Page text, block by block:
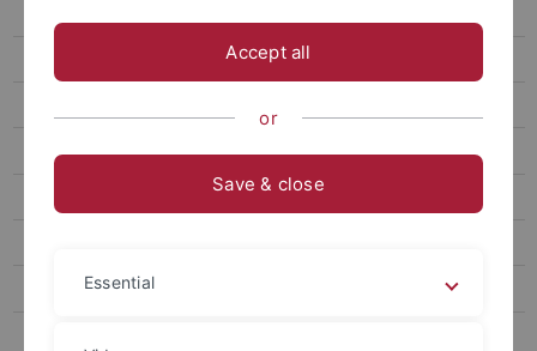
Dr. Barbara Bergmann
Dr. Klaus Bott
Accept all
or
Save & close
Essential